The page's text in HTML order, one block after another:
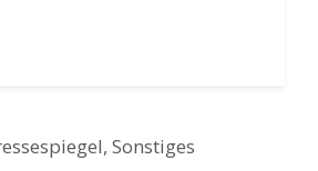
,Sonstiges